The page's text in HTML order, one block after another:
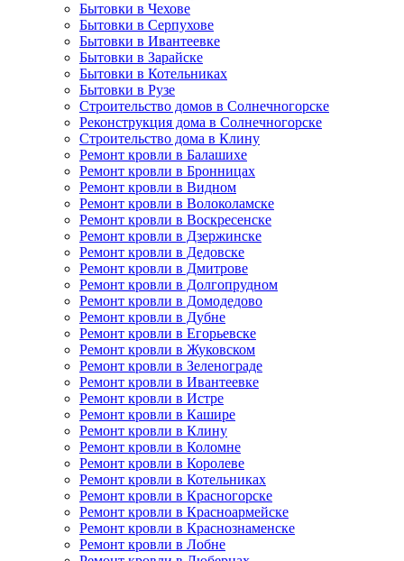
Бытовки в Чехове
Бытовки в Серпухове
Бытовки в Ивантеевке
Бытовки в Зарайске
Бытовки в Котельниках
Бытовки в Рузе
Строительство домов в Солнечногорске
Реконструкция дома в Солнечногорске
Строительство дома в Клину
Ремонт кровли в Балашихе
Ремонт кровли в Бронницах
Ремонт кровли в Видном
Ремонт кровли в Волоколамске
Ремонт кровли в Воскресенске
Ремонт кровли в Дзержинске
Ремонт кровли в Дедовске
Ремонт кровли в Дмитрове
Ремонт кровли в Долгопрудном
Ремонт кровли в Домодедово
Ремонт кровли в Дубне
Ремонт кровли в Егорьевске
Ремонт кровли в Жуковском
Ремонт кровли в Зеленограде
Ремонт кровли в Ивантеевке
Ремонт кровли в Истре
Ремонт кровли в Кашире
Ремонт кровли в Клину
Ремонт кровли в Коломне
Ремонт кровли в Королеве
Ремонт кровли в Котельниках
Ремонт кровли в Красногорске
Ремонт кровли в Красноармейске
Ремонт кровли в Краснознаменске
Ремонт кровли в Лобне